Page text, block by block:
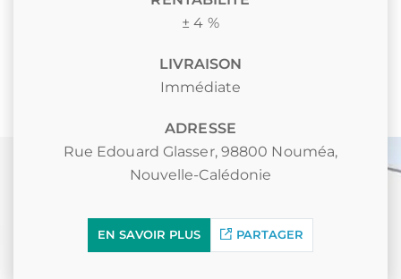
± 4 %
LIVRAISON
Immédiate
ADRESSE
Rue Edouard Glasser, 98800 Nouméa,
Nouvelle-Calédonie
EN SAVOIR PLUS PARTAGER